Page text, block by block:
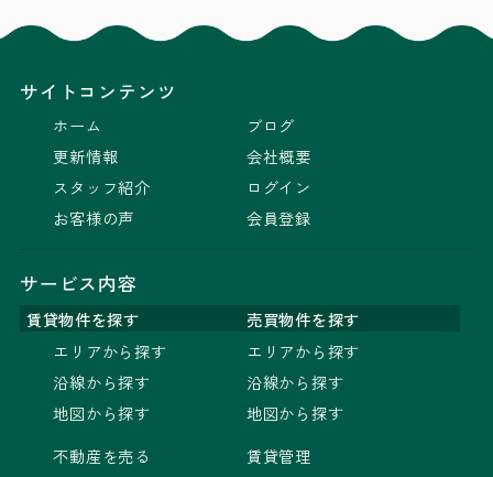
サイトコンテンツ
ホーム
更新情報
スタッフ紹介
お客様の声
ブログ
会社概要
ログイン
会員登録
サービス内容
賃貸物件を探す
売買物件を探す
エリアから探す
沿線から探す
地図から探す
不動産を売る
エリアから探す
沿線から探す
地図から探す
賃貸管理